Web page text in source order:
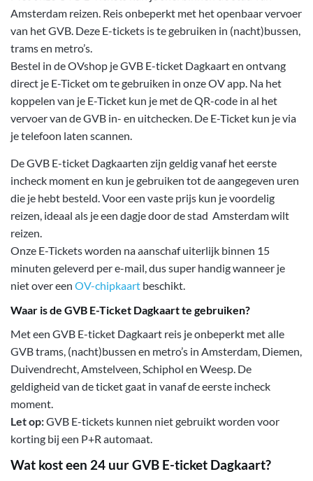
Amsterdam reizen. Reis onbeperkt met het openbaar vervoer
van het GVB. Deze E-tickets is te gebruiken in (nacht)bussen,
trams en metro’s.
Bestel in de OVshop je GVB E-ticket Dagkaart en ontvang
direct je E-Ticket om te gebruiken in onze OV app. Na het
koppelen van je E-Ticket kun je met de QR-code in al het
vervoer van de GVB in- en uitchecken. De E-Ticket kun je via
je telefoon laten scannen.
De GVB E-ticket Dagkaarten zijn geldig vanaf het eerste
incheck moment en kun je gebruiken tot de aangegeven uren
die je hebt besteld. Voor een vaste prijs kun je voordelig
reizen, ideaal als je een dagje door de stad Amsterdam wilt
reizen.
Onze E-Tickets worden na aanschaf uiterlijk binnen 15
minuten geleverd per e-mail, dus super handig wanneer je
niet over een OV-chipkaart beschikt.
Waar is de GVB E-Ticket Dagkaart te gebruiken?
Met een GVB E-ticket Dagkaart reis je onbeperkt met alle
GVB trams, (nacht)bussen en metro’s in Amsterdam, Diemen,
Duivendrecht, Amstelveen, Schiphol en Weesp. De
geldigheid van de ticket gaat in vanaf de eerste incheck
moment.
Let op:GVB E-tickets kunnen niet gebruikt worden voor
korting bij een P+R automaat.
Wat kost een 24 uur GVB E-ticket Dagkaart?